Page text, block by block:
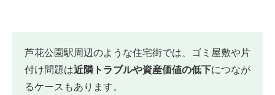
芦花公園駅周辺のような住宅街では、ゴミ屋敷や片
付け問題は近隣トラブルや資産価値の低下につなが
るケースもあります。